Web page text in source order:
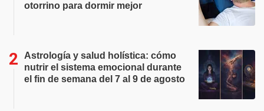
otorrino para dormir mejor
Astrología y salud holística: cómo
nutrir el sistema emocional durante
el fin de semana del 7 al 9 de agosto